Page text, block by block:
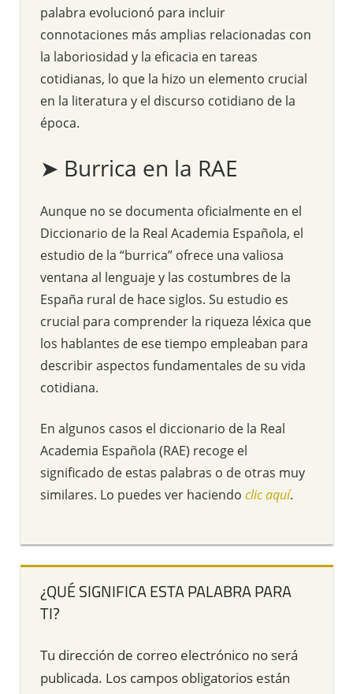
palabra evolucionó para incluir
connotaciones más amplias relacionadas con
la laboriosidad y la eficacia en tareas
cotidianas, lo que la hizo un elemento crucial
en la literatura y el discurso cotidiano de la
época.
➤ Burrica en la RAE
Aunque no se documenta oficialmente en el
Diccionario de la Real Academia Española, el
estudio de la “burrica” ofrece una valiosa
ventana al lenguaje y las costumbres de la
España rural de hace siglos. Su estudio es
crucial para comprender la riqueza léxica que
los hablantes de ese tiempo empleaban para
describir aspectos fundamentales de su vida
cotidiana.
En algunos casos el diccionario de la Real
Academia Española (RAE) recoge el
significado de estas palabras o de otras muy
similares. Lo puedes ver haciendo clic aquí.
¿QUÉ SIGNIFICA ESTA PALABRA PARA
TI?
Tu dirección de correo electrónico no será
publicada. Los campos obligatorios están